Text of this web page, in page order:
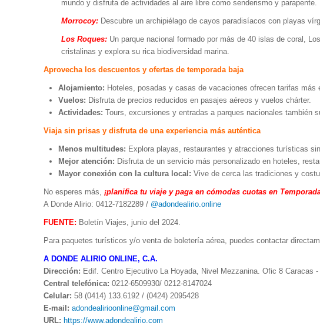
mundo y disfruta de actividades al aire libre como senderismo y parapente.
Morrocoy: Descubre un archipiélago de cayos paradisíacos con playas
Los Roques: Un parque nacional formado por más de 40 islas de coral,
cristalinas y explora su rica biodiversidad marina.
Aprovecha los descuentos y ofertas de temporada baja
Alojamiento: Hoteles, posadas y casas de vacaciones ofrecen tarifas más
Vuelos: Disfruta de precios reducidos en pasajes aéreos y vuelos chárter.
Actividades: Tours, excursiones y entradas a parques nacionales también
Viaja sin prisas y disfruta de una experiencia más auténtica
Menos multitudes: Explora playas, restaurantes y atracciones turísticas
Mejor atención: Disfruta de un servicio más personalizado en hoteles,
Mayor conexión con la cultura local: Vive de cerca las tradiciones y
No esperes más, ¡planifica tu viaje y paga en cómodas cuotas en
A Donde Alirio: 0412-7182289 / @adondealirio.online
FUENTE: Boletín Viajes, junio del 2024.
Para paquetes turísticos y/o venta de boletería aérea, puedes contactar
A DONDE ALIRIO ONLINE, C.A.
Dirección: Edif. Centro Ejecutivo La Hoyada, Nivel Mezzanina. Ofic 8 Caracas -
Central telefónica: 0212-6509930/ 0212-8147024
Celular: 58 (0414) 133.6192 / (0424) 2095428
E-mail: adondealirioonline@gmail.com
URL: https://www.adondealirio.com